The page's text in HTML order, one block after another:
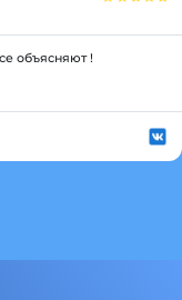
объясняют !